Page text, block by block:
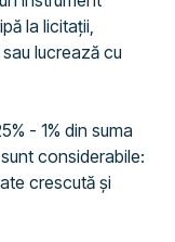
la licitații,
lucrează cu
- 1% din suma
considerabile:
crescută și